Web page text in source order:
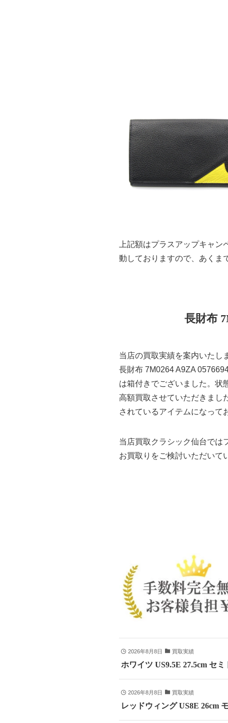
上記額はプラスアップキャ
動しておりますので、あくま
長財布
当店の買取実績を案内いたし
長財布 7M0264 A9ZA
は箱付きでございました。状
高額買取させていただきまし
されているアイテムになって
当店買取クラシック仙台では
お買取りをご検討いただいて
2026年8月8日 買取実績
ホワイツ US9.5E 27.5cm セ
2026年8月8日 買取実績
レッドウィング US8E 26cm